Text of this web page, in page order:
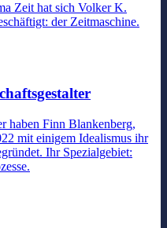
Zeit hat sich Volker K.
der Zeitmaschine.
haben Finn Blankenberg,
mit einigem Idealismus ihr
Ihr Spezialgebiet: